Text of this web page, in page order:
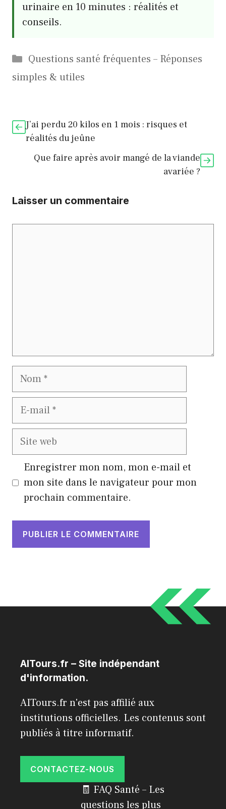
urinaire en 10 minutes : réalités et
conseils.
Catégories
Questions santé fréquentes – Réponses
simples & utiles
J’ai perdu 20 kilos en 1 mois : risques et
réalités du jeûne
Que faire après avoir mangé de la viande
avariée ?
Laisser un commentaire
Nom
E-
Site
Enregistrer mon nom, mon e-mail et
mon site dans le navigateur pour mon
prochain commentaire.
AITours.fr – Site indépendant
d'information.
AITours.fr n'est pas affilié aux
institutions officielles. Les contenus sont
publiés à titre informatif.
CONTACTEZ-NOUS
🧾 FAQ Santé – Les
questions les plus